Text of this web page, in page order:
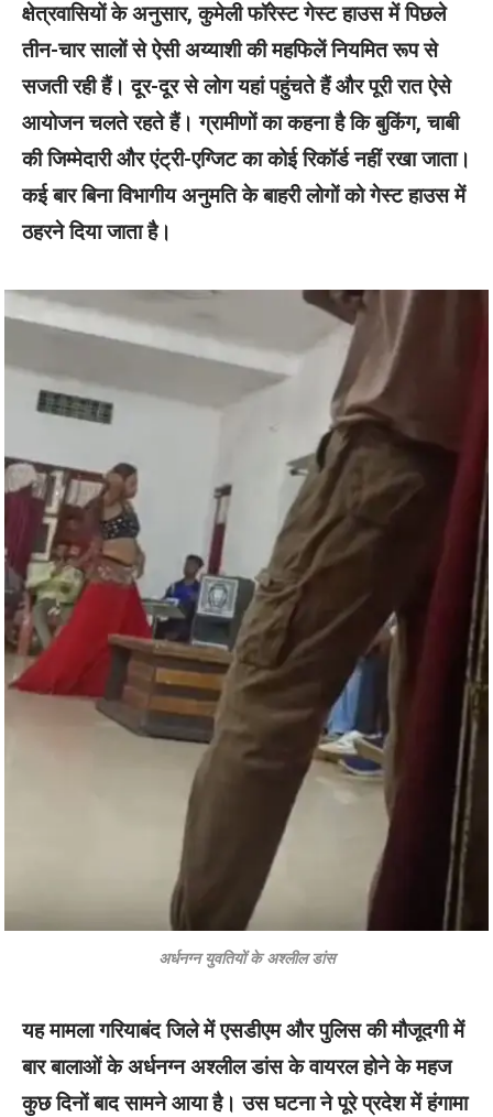
क्षेत्रवासियों के अनुसार, कुमेली फॉरेस्ट गेस्ट हाउस में पिछले
तीन-चार सालों से ऐसी अय्याशी की महफिलें नियमित रूप से
सजती रही हैं। दूर-दूर से लोग यहां पहुंचते हैं और पूरी रात ऐसे
आयोजन चलते रहते हैं। ग्रामीणों का कहना है कि बुकिंग, चाबी
की जिम्मेदारी और एंट्री-एग्जिट का कोई रिकॉर्ड नहीं रखा जाता।
कई बार बिना विभागीय अनुमति के बाहरी लोगों को गेस्ट हाउस में
ठहरने दिया जाता है।
अर्धनग्न युवतियों के अश्लील डांस
यह मामला गरियाबंद जिले में एसडीएम और पुलिस की मौजूदगी में
बार बालाओं के अर्धनग्न अश्लील डांस के वायरल होने के महज
कुछ दिनों बाद सामने आया है। उस घटना ने पूरे प्रदेश में हंगामा